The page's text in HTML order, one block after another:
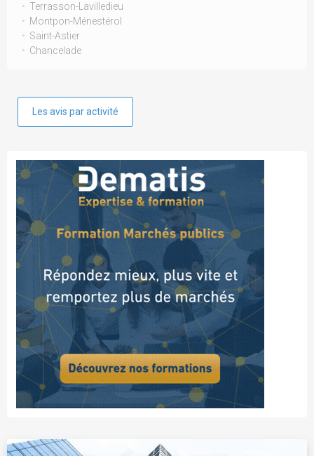
Terrasson-Lavilledieu
Montpon-Ménestérol
Saint-Astier
Chancelade
Les avis par activité